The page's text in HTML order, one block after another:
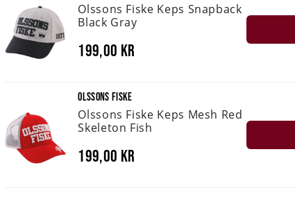
Olssons Fiske Keps Snapback
Black Gray
199,00 kr
OLSSONS FISKE
Olssons Fiske Keps Mesh Red
Skeleton Fish
199,00 kr